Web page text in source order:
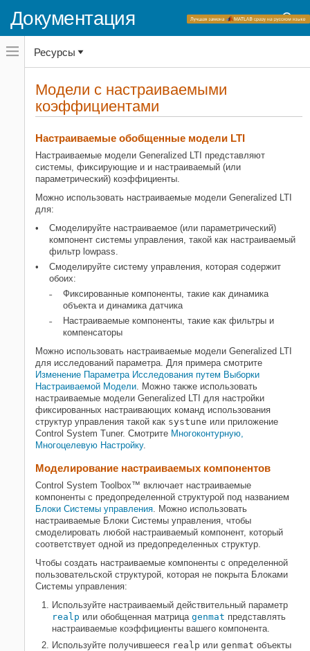
Документация
Переключатель
навигационного
меню
переключатель
навигационного
Control System Toolbox
Модели динамической системы
Представление линейной системы
Настраиваемые модели
Control System Toolbox
Многоконтурная, многоцелевая
настройка
Программируемая настройка
Setup для настройки моделей MATLAB
Модели с настраиваемыми
НА ЭТОЙ СТРАНИЦЕ
Настраиваемые обобщенные
компонентов
Моделирование систем управления
с настраиваемыми компонентами
Внутренняя структура обобщенных
моделей
Ресурсы
Модели с настраиваемыми
коэффициентами
Настраиваемые обобщенные модели LTI
Настраиваемые модели Generalized LTI представляют
системы, фиксирующие и и настраиваемый (или
параметрический) коэффициенты.
Можно использовать настраиваемые модели Generalized LTI
для:
Смоделируйте настраиваемое (или параметрический)
компонент системы управления, такой как настраиваемый
фильтр lowpass.
Смоделируйте систему управления, которая содержит
обоих:
Фиксированные компоненты, такие как динамика
объекта и динамика датчика
Настраиваемые компоненты, такие как фильтры и
компенсаторы
Можно использовать настраиваемые модели Generalized LTI
для исследований параметра. Для примера смотрите
Изменение Параметра Исследования путем Выборки
Настраиваемой Модели. Можно также использовать
настраиваемые модели Generalized LTI для настройки
фиксированных настраивающих команд использования
структур управления такой как systune или приложение
Control System Tuner. Смотрите Многоконтурную,
Многоцелевую Настройку.
Моделирование настраиваемых компонентов
Control System Toolbox™ включает настраиваемые
компоненты с предопределенной структурой под названием
Блоки Системы управления. Можно использовать
настраиваемые Блоки Системы управления, чтобы
смоделировать любой настраиваемый компонент, который
соответствует одной из предопределенных структур.
Чтобы создать настраиваемые компоненты с определенной
пользовательской структурой, которая не покрыта Блоками
Системы управления:
Используйте настраиваемый действительный параметр
realp или обобщенная матрица genmat представлять
настраиваемые коэффициенты вашего компонента.
Используйте получившееся realp или genmat объекты